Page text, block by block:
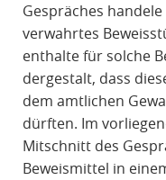
Gespräches
verwahrtes
enthalte für solche
dergestalt, dass
dem amtlichen
dürften. Im
Mitschnitt des
Beweismittel in